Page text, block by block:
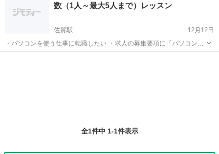
数（1人～最大5人まで）レッスン
佐賀駅
12月12日
・パソコンを使う仕事に転職したい ・求人の募集要項に「パソコンの
基本操作」と書かれていると不安になってしまう ・仕事でパソコンの
全1件中 1-1件表示